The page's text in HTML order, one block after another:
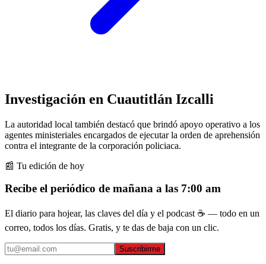
Investigación en Cuautitlán Izcalli
La autoridad local también destacó que brindó apoyo operativo a los
agentes ministeriales encargados de ejecutar la orden de aprehensión
contra el integrante de la corporación policiaca.
📰 Tu edición de hoy
Recibe el periódico de mañana a las 7:00 am
El diario para hojear, las claves del día y el podcast ☕ — todo en un
correo, todos los días. Gratis, y te das de baja con un clic.
Suscribirme